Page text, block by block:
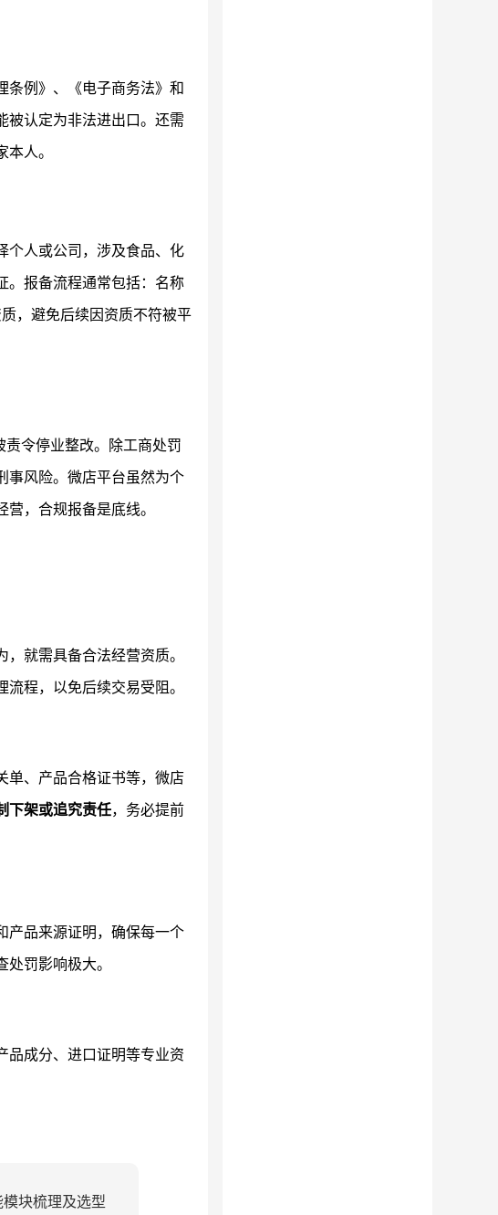
条例》、《电子商务法》和
被认定为非法进出口。还需
人。
个人或公司，涉及食品、化
。报备流程通常包括：名称
，避免后续因资质不符被平
令停业整改。除工商处罚
事风险。微店平台虽然为个
，合规报备是底线。
就需具备合法经营资质。
程，以免后续交易受阻。
单、产品合格证书等，微店
下架或追究责任，务必提前
产品来源证明，确保每一个
罚影响极大。
品成分、进口证明等专业资
块梳理及选型